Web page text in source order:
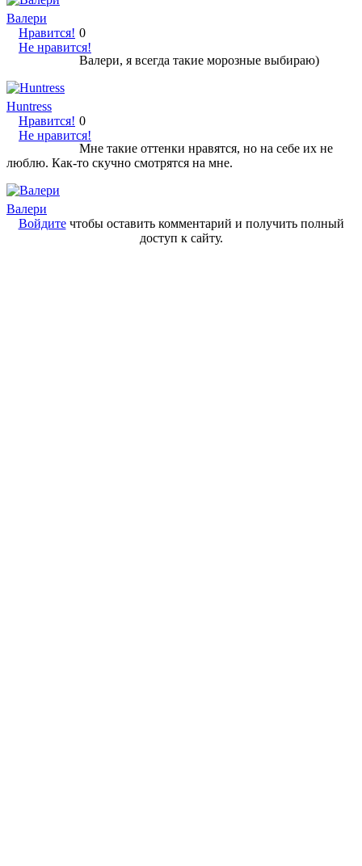
Валери
Нравится!
Не нравится!
0
Валери, я всегда такие морозные выбираю)
Huntress
Нравится!
Не нравится!
0
Мне такие оттенки нравятся, но на себе их не
люблю. Как-то скучно смотрятся на мне.
Валери
Войдитечтобы оставить комментарий и получить полный
доступ к сайту.